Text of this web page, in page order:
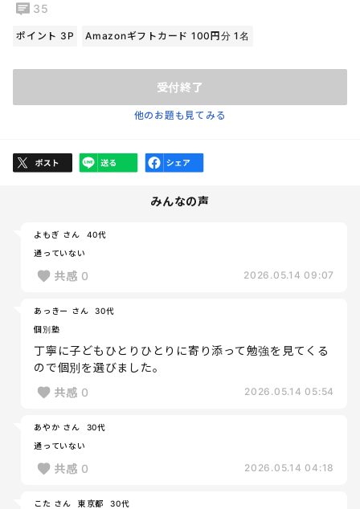
35
ポイント 3P Amazonギフトカード 100円分 1名
受付終了
他のお題も見てみる
みんなの声
よもぎ さん
40代
通っていない
共感 0 2026.05.14 09:07
あっきー さん
30代
個別塾
丁寧に子どもひとりひとりに寄り添って勉強を見てくる
ので個別を選びました。
共感 0 2026.05.14 05:54
あやか さん
30代
通っていない
共感 0 2026.05.14 04:18
こた さん 東京都
30代